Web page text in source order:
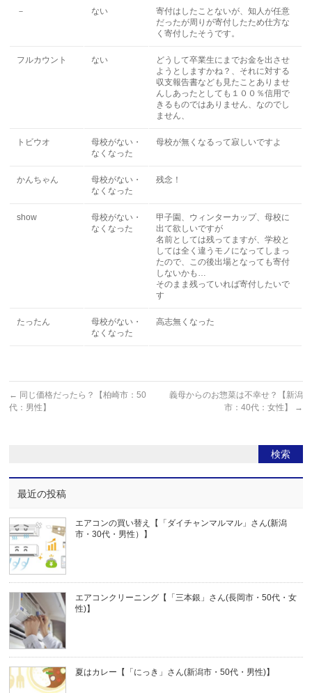
－ ない
寄付はしたことないが、知人が任意
だったが周りが寄付したため仕方な
く寄付したそうです。
フルカウント ない
どうして卒業生にまでお金を出させ
ようとしますかね？、それに対する
収支報告書なども見たことありませ
んしあったとしても１００％信用で
きるものではありません、なのでし
ません、
トビウオ
母校がない・
なくなった
母校が無くなるって寂しいですよ
かんちゃん
母校がない・
なくなった
残念！
show
母校がない・
なくなった
甲子園、ウィンターカップ、母校に
出て欲しいですが
名前としては残ってますが、学校と
しては全く違うモノになってしまっ
たので、この後出場となっても寄付
しないかも…
そのまま残っていれば寄付したいで
す
たったん
母校がない・
なくなった
高志無くなった
← 同じ価格だったら？【柏崎市：50
代：男性】
義母からのお惣菜は不幸せ？【新潟
市：40代：女性】
→
最近の投稿
エアコンの買い替え【「ダイチャンマルマル」さん(新潟
市・30代・男性）】
エアコンクリーニング【「三本銀」さん(長岡市・50代・女
性)】
夏はカレー【「にっき」さん(新潟市・50代・男性)】